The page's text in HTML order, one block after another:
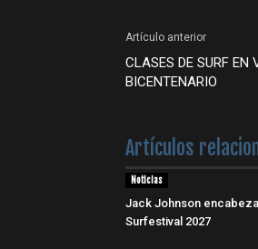
Artículo anterior
CLASES DE SURF EN
BICENTENARIO
Artículos
Noticias
Jack Johnson
Surfestival 2027